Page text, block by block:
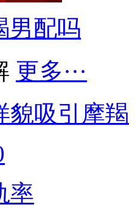
男配吗
更多···
貌吸引摩羯
率